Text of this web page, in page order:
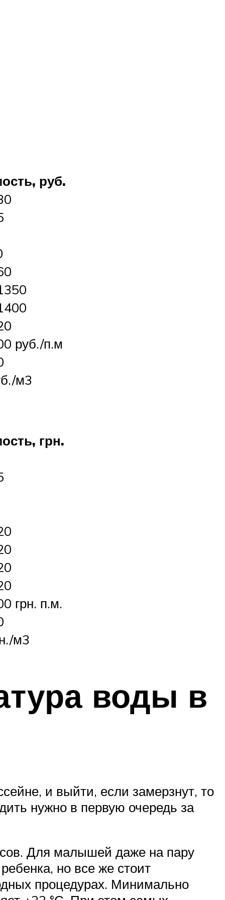
руб.
руб./п.м
м3
грн.
грн. п.м.
м3
воды в
и выйти, если замерзнут, то
нужно в первую очередь за
Для малышей даже на пару
но все же стоит
процедурах. Минимально